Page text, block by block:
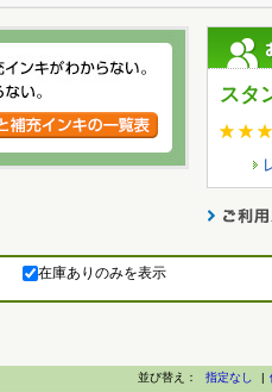
スタ
在庫ありのみを表示
並び替え： 指定なし |